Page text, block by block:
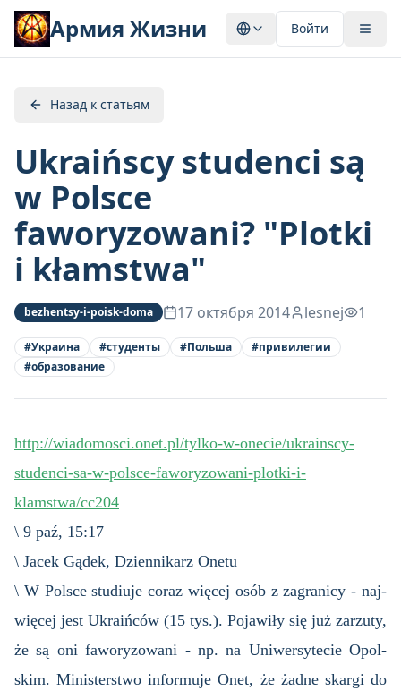
Армия Жизни Войти
Назад к статьям
Ukraińscy studenci są
w Polsce
faworyzowani? "Plotki
i kłamstwa"
bezhentsy-i-poisk-doma 17 октября 2014 lesnej 1
#Украина #студенты #Польша #привилегии
#образование
http://wiadomosci.onet.pl/tylko-w-onecie/ukrainscy-
studenci-sa-w-polsce-faworyzowani-plotki-i-
klamstwa/cc204
\ 9 paź, 15:17
\ Jacek Gądek, Dziennikarz Onetu
\ W Pol­sce stu­diu­je coraz wię­cej osób z za­gra­ni­cy - naj­
wię­cej jest Ukra­iń­ców (15 tys.). Po­ja­wi­ły się już za­rzu­ty,
że są oni fa­wo­ry­zo­wa­ni - np. na Uni­wer­sy­te­cie Opol­
skim. Mi­ni­ster­stwo in­for­mu­je Onet, że żadne skar­gi do